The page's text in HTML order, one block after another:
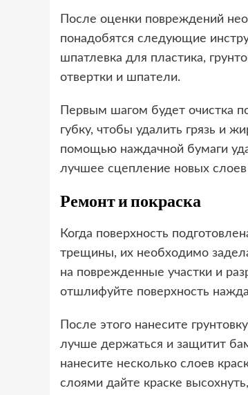
После оценки повреждений
понадобятся следующие
шпатлевка для пластика,
отвертки и шпатели.
Первым шагом будет очистка
губку, чтобы удалить грязь и
помощью наждачной бумаги
лучшее сцепление новых
Ремонт и покраска
Когда поверхность
трещины, их необходимо
на поврежденные участки и
отшлифуйте поверхность
После этого нанесите
лучше держаться и защитит
нанесите несколько слоев
слоями дайте краске